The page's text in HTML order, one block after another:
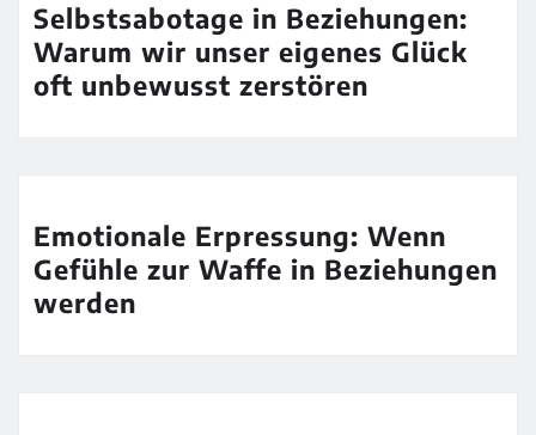
Selbstsabotage in Beziehungen:
Warum wir unser eigenes Glück
oft unbewusst zerstören
Emotionale Erpressung: Wenn
Gefühle zur Waffe in Beziehungen
werden